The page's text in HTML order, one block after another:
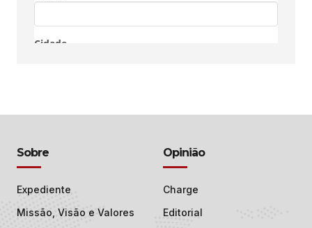
Sobre
Expediente
Missão, Visão e Valores
Opinião
Charge
Editorial